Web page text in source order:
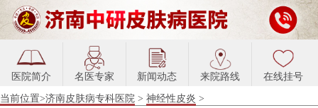
医院简介 名医专家 新闻动态 来院路线 在线挂号
当前位置>济南皮肤病专科医院 > 神经性皮炎 >